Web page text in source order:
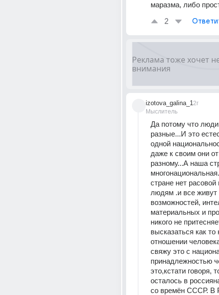
маразма, либо
2
izotova_galina_1
Мыслитель
2г
Да потому что
разные...И это
одной
даже к своим они
разному...А наша
стране нет расовой
людям .и все живут
возможностей,
материальных и
никого не
высказаться как то
отношении
свяжу это с
принадлежностью
это,кстати говоря,
осталось в
со времён СССР. В